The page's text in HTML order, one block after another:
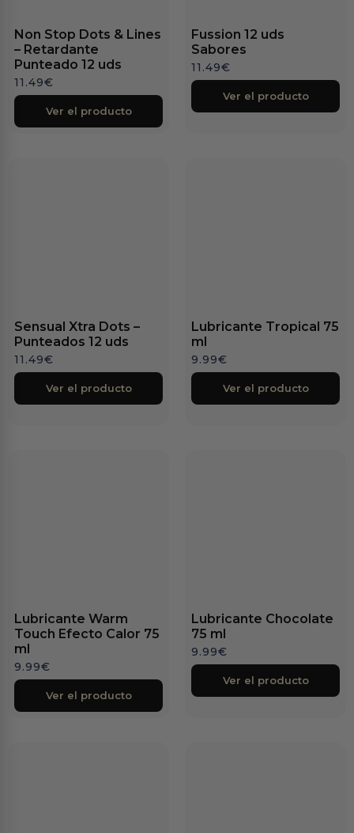
Non Stop Dots & Lines
– Retardante
Punteado 12 uds
11.49€
Ver el producto
Fussion 12 uds
Sabores
11.49€
Ver el producto
Sensual Xtra Dots –
Punteados 12 uds
11.49€
Ver el producto
Lubricante Tropical 75
ml
9.99€
Ver el producto
Lubricante Warm
Touch Efecto Calor 75
ml
9.99€
Ver el producto
Lubricante Chocolate
75 ml
9.99€
Ver el producto